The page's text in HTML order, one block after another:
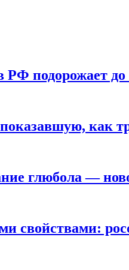
РФ подорожает
как
глюбола —
свойствами: